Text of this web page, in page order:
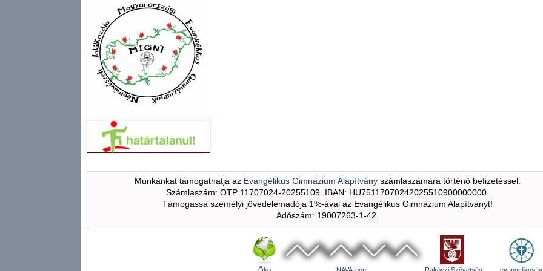
Munkánkat támogathatja az Evangélikus Gimnázium Alapítványszámlaszámára történő befizetéssel.
Számlaszám: OTP 11707024-20255109. IBAN: HU75117070242025510900000000.
Támogassa személyi jövedelemadója 1%-ával az Evangélikus Gimnázium Alapítványt!
Adószám: 19007263-1-42.